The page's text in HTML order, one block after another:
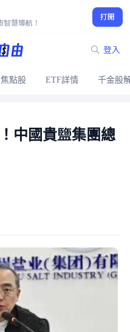
慧導航！
打開
登入
焦點股 ETF詳情 千金股
中國貴鹽集團總